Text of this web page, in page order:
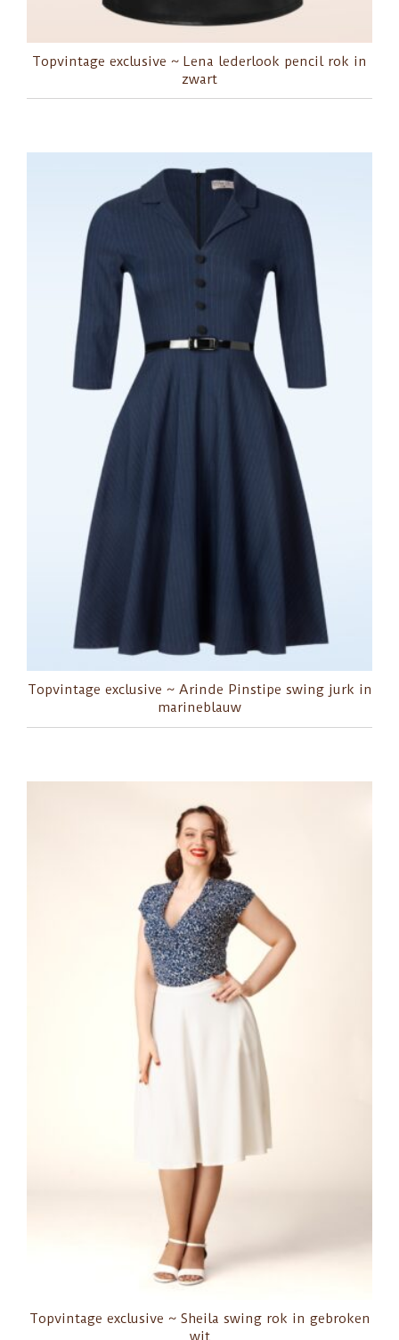
Topvintage exclusive ~ Lena lederlook pencil rok in
zwart
Topvintage exclusive ~ Arinde Pinstipe swing jurk in
marineblauw
Topvintage exclusive ~ Sheila swing rok in gebroken
wit